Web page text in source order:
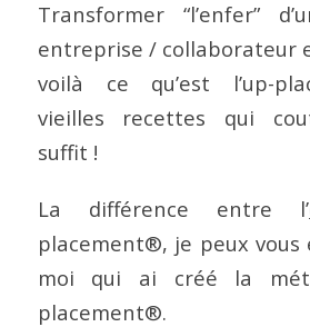
Transformer “l’enfer”
entreprise / collaborateur
voilà ce qu’est l’up-
vieilles recettes qui
suffit !
La différence entre l’
placement®, je peux vous
moi qui ai créé la
placement®.